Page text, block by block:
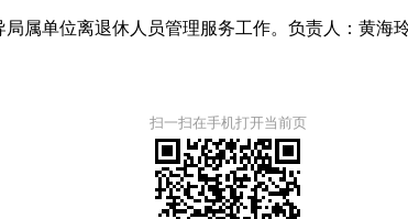
属单位离退休人员管理服务工作。负责人：黄海玲
扫一扫在手机打开当前页